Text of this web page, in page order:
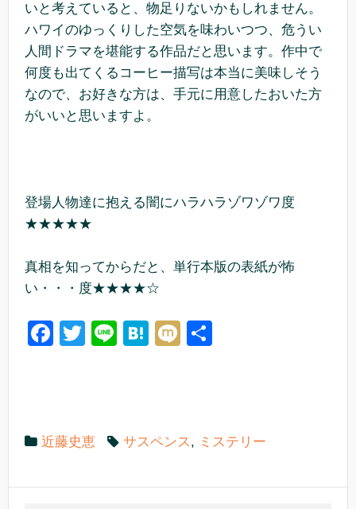
いと考えていると、物足りないかもしれません。
ハワイのゆっくりした空気を味わいつつ、危うい
人間ドラマを堪能する作品だと思います。作中で
何度も出てくるコーヒー描写は本当に美味しそう
なので、お好きな方は、手元に用意したおいた方
がいいと思いますよ。
登場人物達に抱える闇にハラハラゾワゾワ度
★★★★★
真相を知ってからだと、単行本版の表紙が怖
い・・・度★★★★☆
F
b
o
T
Li
H
a
M
近藤史恵 サスペンス, ミステリー